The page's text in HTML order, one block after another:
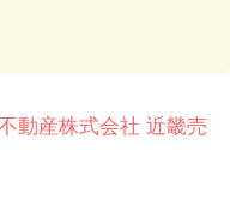
動産株式会社 近畿売